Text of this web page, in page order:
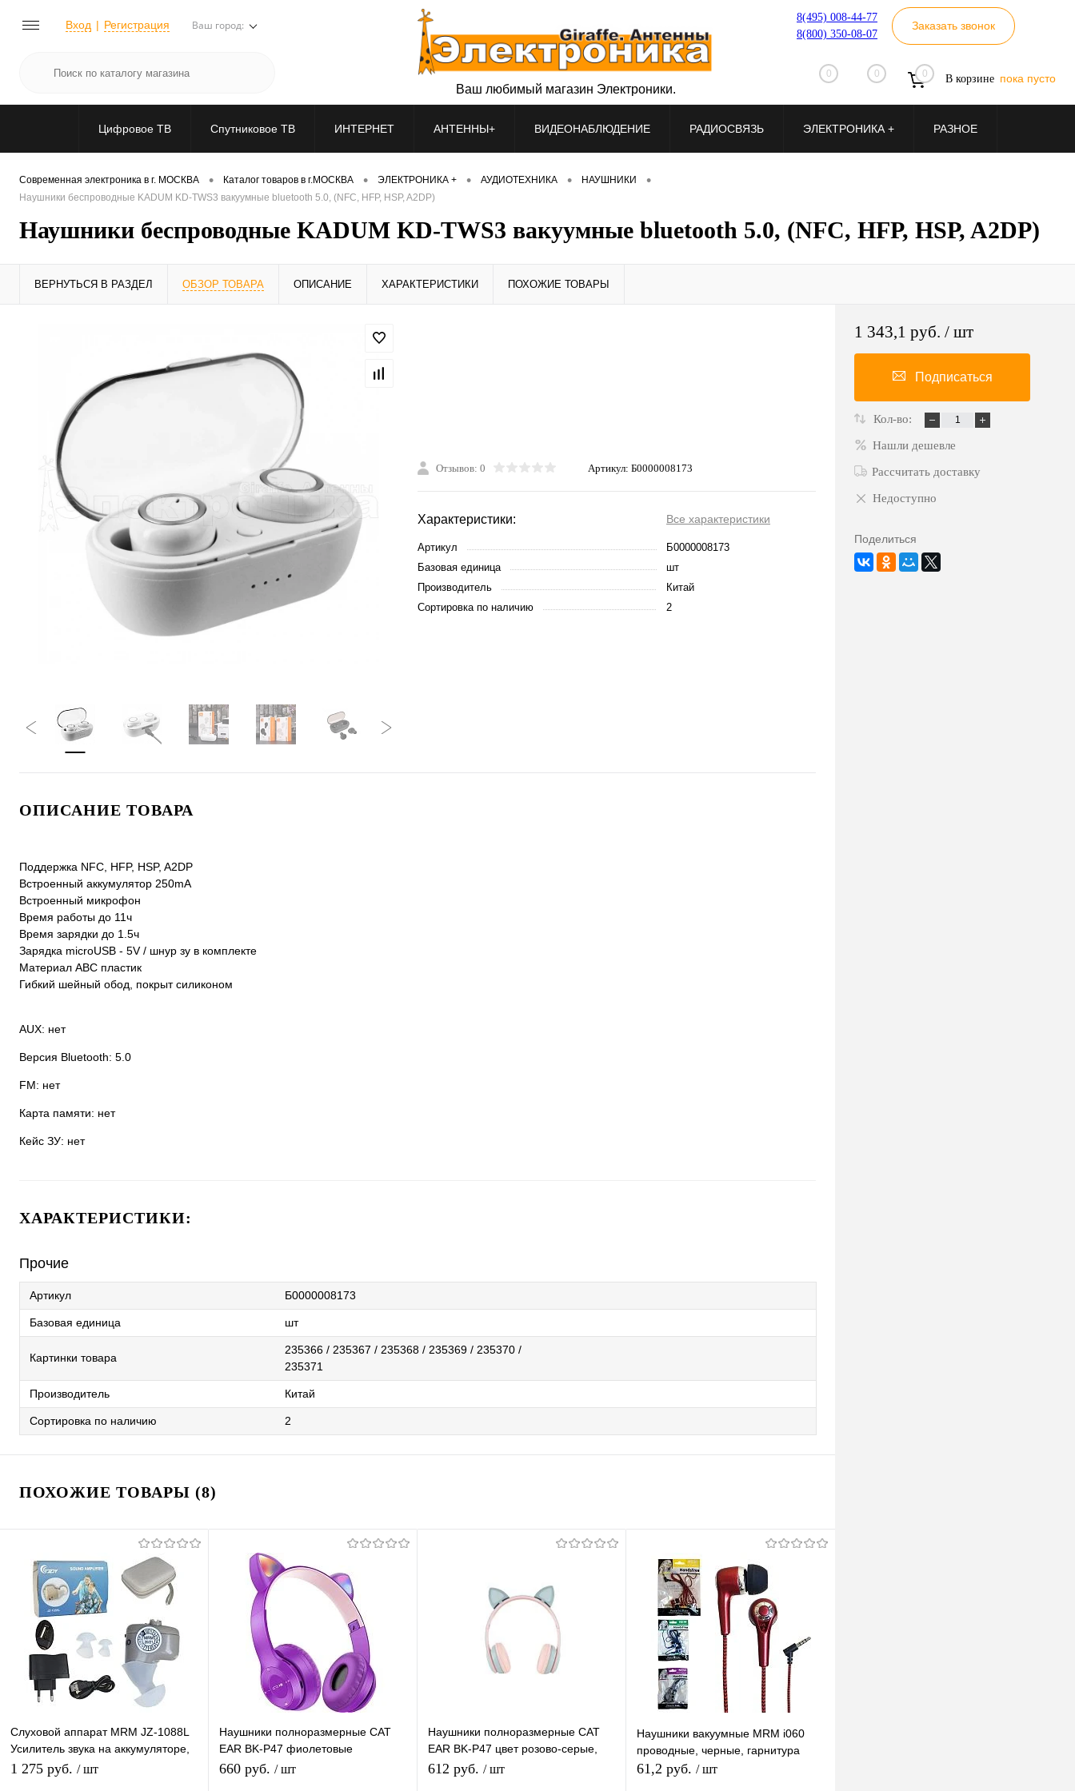
Вход Регистрация Ваш город:
8(495) 008-44-77
8(800) 350-08-07
Заказать звонок
0 0 0 В корзине пока пусто
Ваш любимый магазин Электроники.
Цифровое ТВ Спутниковое ТВ ИНТЕРНЕТ АНТЕННЫ+ ВИДЕОНАБЛЮДЕНИЕ РАДИОСВЯЗЬ ЭЛЕКТРОНИКА + РАЗНОЕ
Современная электроника в г. МОСКВА • Каталог товаров в г.МОСКВА • ЭЛЕКТРОНИКА + • АУДИОТЕХНИКА • НАУШНИКИ •
Наушники беспроводные KADUM KD-TWS3 вакуумные bluetooth 5.0, (NFC, HFP, HSP, A2DP)
Наушники беспроводные KADUM KD-TWS3 вакуумные bluetooth 5.0, (NFC, HFP, HSP, A2DP)
ВЕРНУТЬСЯ В РАЗДЕЛ ОБЗОР ТОВАРА ОПИСАНИЕ ХАРАКТЕРИСТИКИ ПОХОЖИЕ ТОВАРЫ
Отзывов: 0 Артикул: Б0000008173
Характеристики: Все характеристики
Артикул
Б0000008173
Базовая единица
шт
Производитель
Китай
Сортировка по наличию
2
ОПИСАНИЕ ТОВАРА
Поддержка NFC, HFP, HSP, A2DP
Встроенный аккумулятор 250mA
Встроенный микрофон
Время работы до 11ч
Время зарядки до 1.5ч
Зарядка microUSB - 5V / шнур зу в комплекте
Материал ABC пластик
Гибкий шейный обод, покрыт силиконом
AUX: нет
Версия Bluetooth: 5.0
FM: нет
Карта памяти: нет
Кейс ЗУ: нет
ХАРАКТЕРИСТИКИ:
Прочие
Артикул Б0000008173
Базовая единица шт
Картинки товара
235366 / 235367 / 235368 / 235369 / 235370 /
235371
Производитель Китай
Сортировка по наличию 2
ПОХОЖИЕ ТОВАРЫ (8)
Слуховой аппарат MRM JZ-1088L
Усилитель звука на аккумуляторе,
регулировкой громкости, для
1 275 руб. / шт
Наушники полноразмерные CAT
EAR BK-P47 фиолетовые
беспроводные - гарнитура
660 руб. / шт
Наушники полноразмерные CAT
EAR BK-P47 цвет розово-серые,
беспроводные (bluetooth, FM, TF,
612 руб. / шт
Наушники вакуумные MRM i060
проводные, черные, гарнитура
61,2 руб. / шт
1 343,1 руб. / шт
Подписаться
Кол-во:
Нашли дешевле
Рассчитать доставку
Недоступно
Поделиться